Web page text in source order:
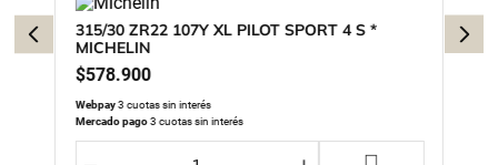
315/30 ZR22 107Y XL PILOT SPORT 4 S *
MICHELIN
$578.900
Webpay3 cuotas sin interés
Mercado pago3 cuotas sin interés